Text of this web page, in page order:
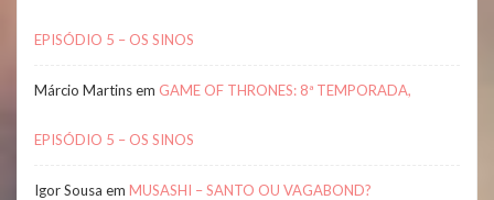
EPISÓDIO 5 – OS SINOS
Márcio Martinsem GAME OF THRONES: 8ª TEMPORADA,
EPISÓDIO 5 – OS SINOS
Igor Sousa em MUSASHI – SANTO OU VAGABOND?